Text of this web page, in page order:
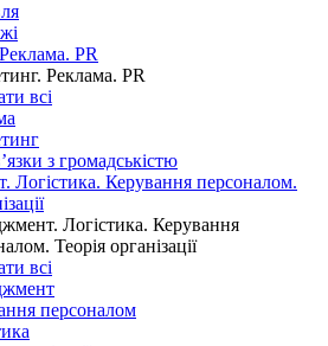
PR
Реклама. PR
всі
з громадськістю
Логістика. Керування персоналом.
Логістика. Керування
Теорія організації
всі
персоналом